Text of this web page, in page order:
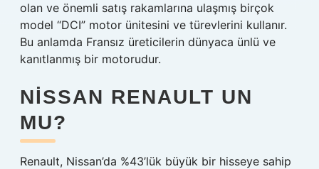
olan ve önemli satış rakamlarına ulaşmış birçok
model “DCI” motor ünitesini ve türevlerini kullanır.
Bu anlamda Fransız üreticilerin dünyaca ünlü ve
kanıtlanmış bir motorudur.
NISSAN RENAULT UN
MU?
Renault, Nissan’da %43’lük büyük bir hisseye sahip